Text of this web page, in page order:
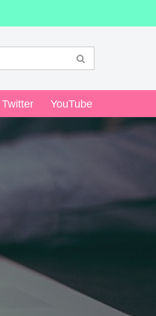
Twitter YouTube